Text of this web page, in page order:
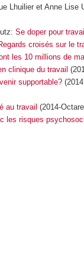
Lhuilier et Anne Lise
Se doper pour
croisés sur le
les 10 millions de
clinique du travail
supportable?
au travail (2014-
les risques